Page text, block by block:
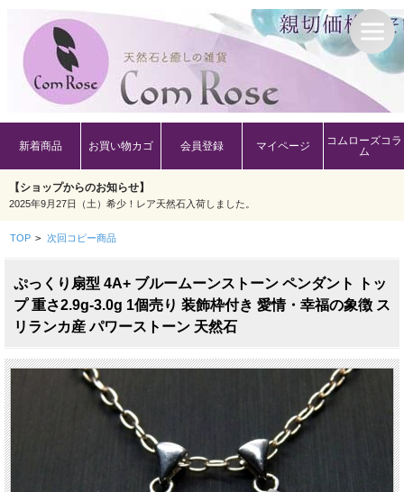
新着商品 お買い物カゴ 会員登録 マイページ
コムローズコラ
ム
【ショップからのお知らせ】
2025年9月27日（土）希少！レア天然石入荷しました。
TOP > 次回コピー商品
ぷっくり扇型 4A+ ブルームーンストーン ペンダント トッ
プ 重さ2.9g-3.0g 1個売り 装飾枠付き 愛情・幸福の象徴 ス
リランカ産 パワーストーン 天然石